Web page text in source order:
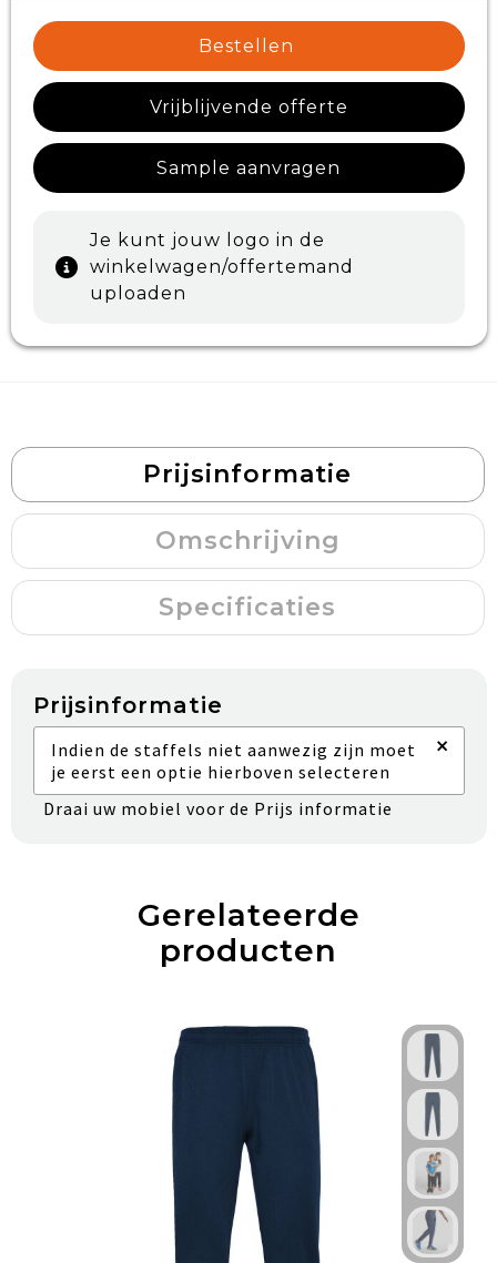
Bestellen
Vrijblijvende offerte
Sample aanvragen
Je kunt jouw logo in de
winkelwagen/offertemand
uploaden
Prijsinformatie
Omschrijving
Specificaties
Prijsinformatie
Indien de staffels niet aanwezig zijn moet
je eerst een optie hierboven selecteren
×
Draai uw mobiel voor de Prijs informatie
Gerelateerde
producten